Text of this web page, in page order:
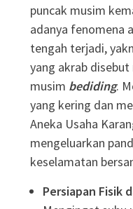
puncak musim
adanya fenomena
tengah terjadi,
yang akrab
musim bediding.
yang kering dan
Aneka Usaha
mengeluarkan
keselamatan
Persiapan Fisik